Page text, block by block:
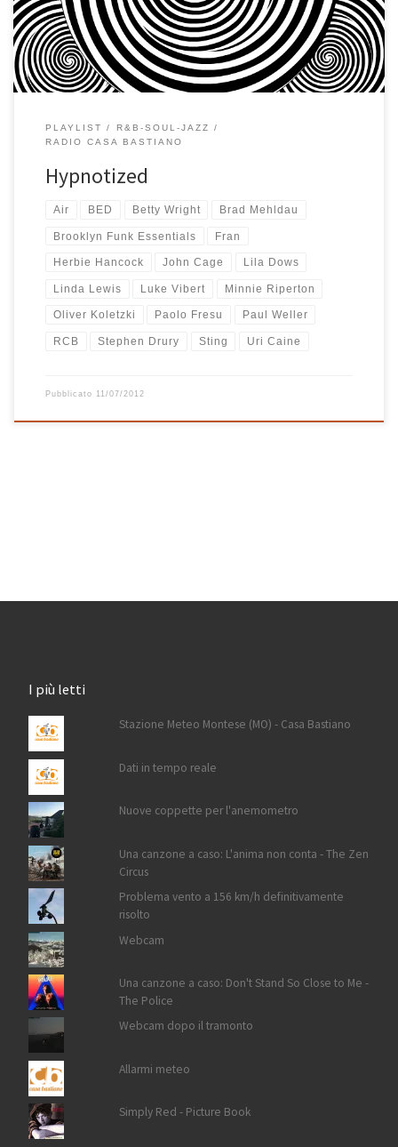
una canzone che mi dia speranza, che mi faccia venire una […]
PLAYLIST
R&B-SOUL-JAZZ
RADIO CASA BASTIANO
Hypnotized
Air BED Betty Wright Brad Mehldau
Brooklyn Funk Essentials Fran
Herbie Hancock John Cage Lila Dows
Linda Lewis Luke Vibert Minnie Riperton
Oliver Koletzki Paolo Fresu Paul Weller
RCB Stephen Drury Sting Uri Caine
Pubblicato 11/07/2012
I più letti
Stazione Meteo Montese (MO) - Casa Bastiano
Dati in tempo reale
Nuove coppette per l'anemometro
Una canzone a caso: L'anima non conta - The Zen
Circus
Problema vento a 156 km/h definitivamente
risolto
Webcam
Una canzone a caso: Don't Stand So Close to Me -
The Police
Webcam dopo il tramonto
Allarmi meteo
Simply Red - Picture Book